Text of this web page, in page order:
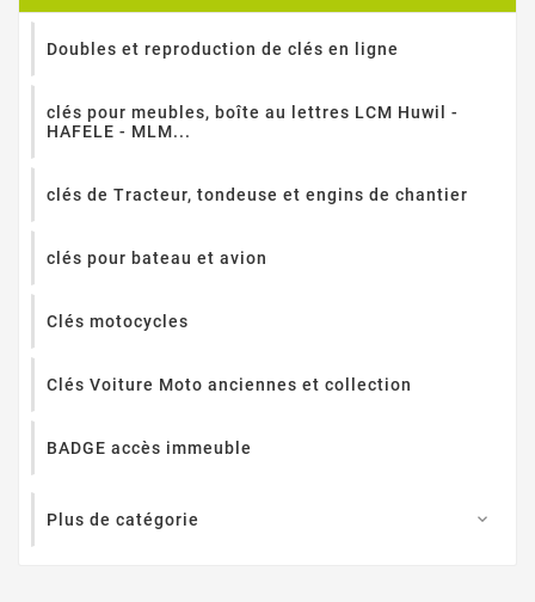
Doubles et reproduction de clés en ligne
clés pour meubles, boîte au lettres LCM Huwil -
HAFELE - MLM...
clés de Tracteur, tondeuse et engins de chantier
clés pour bateau et avion
Clés motocycles
Clés Voiture Moto anciennes et collection
BADGE accès immeuble
Plus de catégorie 